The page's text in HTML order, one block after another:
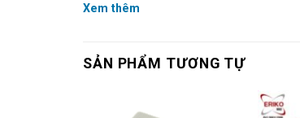
Xem thêm
SẢN PHẨM TƯƠNG TỰ